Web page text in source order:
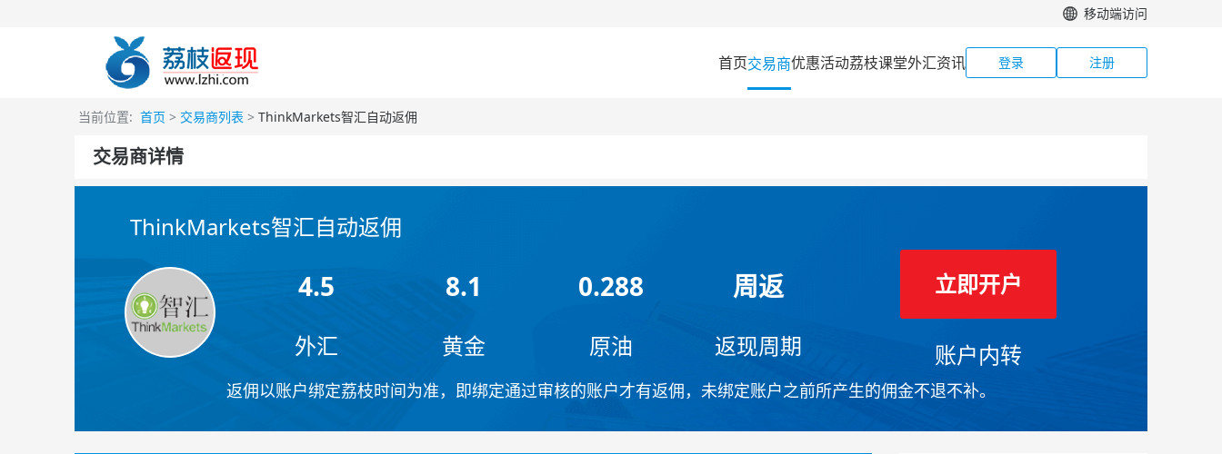
移动端访问
首页交易商优惠活动荔枝课堂外汇资讯 登录 注册
当前位置: 首页 > 交易商列表 > ThinkMarkets智汇自动返佣
交易商详情
ThinkMarkets智汇自动返佣
4.5
外汇
8.1
黄金
0.288
原油
周返
返现周期
立即开户
账户内转
返佣以账户绑定荔枝时间为准，即绑定通过审核的账户才有返佣，未绑定账户之前所产生的佣金不退不补。